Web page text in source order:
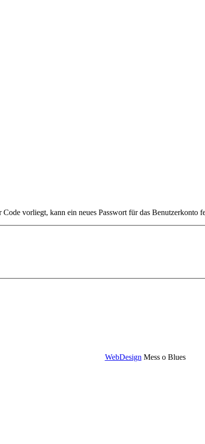
vorliegt, kann ein neues Passwort für das Benutzerkonto
WebDesign Mess o Blues